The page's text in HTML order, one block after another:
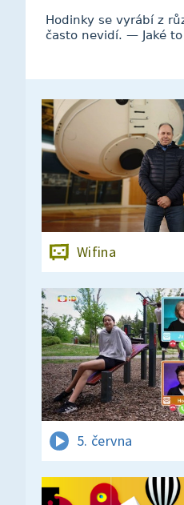
Hodinky se vyrábí z
často nevidí. — Jaké
Wifina
5. června